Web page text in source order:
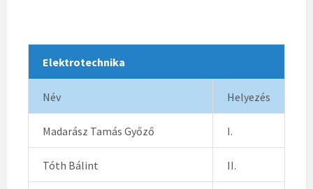
Elektrotechnika
Név Helyezés
Madarász Tamás Győző I.
Tóth Bálint II.